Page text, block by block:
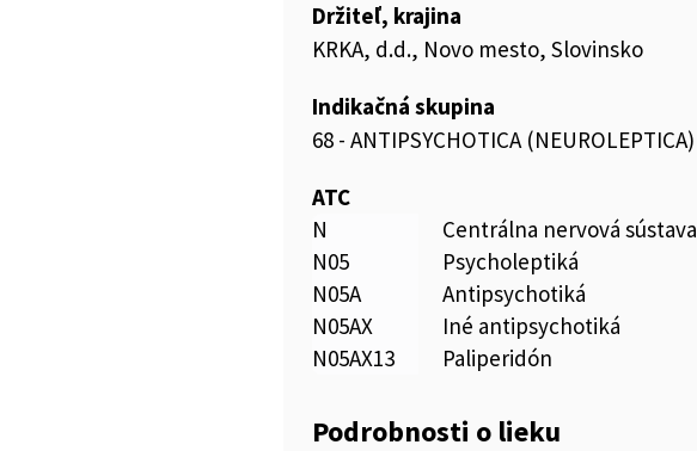
Držiteľ, krajina
KRKA, d.d., Novo mesto, Slovinsko
Indikačná skupina
68 - ANTIPSYCHOTICA (NEUROLEPTICA)
ATC
N
Centrálna nervová sústava
N05
Psycholeptiká
N05A
Antipsychotiká
N05AX
Iné antipsychotiká
N05AX13
Paliperidón
Podrobnosti o lieku